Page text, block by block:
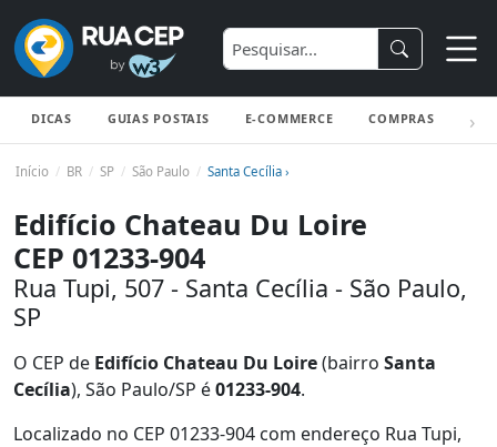
DICAS GUIAS POSTAIS E-COMMERCE COMPRAS
Início BR SP São Paulo Santa Cecília ›
Edifício Chateau Du Loire
CEP 01233-904
Rua Tupi, 507 - Santa Cecília - São Paulo,
SP
O CEP de Edifício Chateau Du Loire(bairro Santa
Cecília), São Paulo/SP é01233-904.
Localizado no CEP 01233-904 com endereço Rua Tupi,